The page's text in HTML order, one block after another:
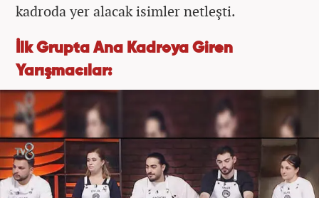
kadroda yer alacak isimler netleşti.
İlk Grupta Ana Kadroya Giren
Yarışmacılar: